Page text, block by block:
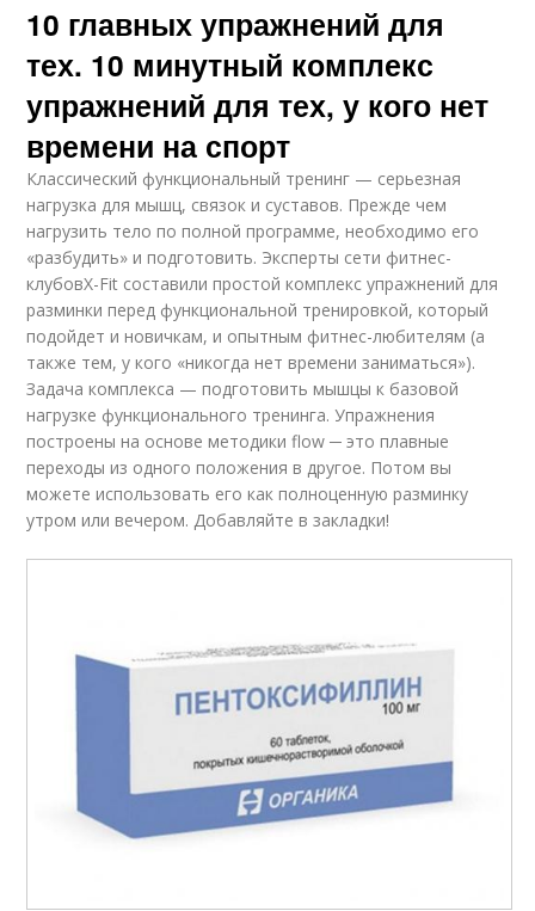
10 главных упражнений для
тех. 10 минутный комплекс
упражнений для тех, у кого нет
времени на спорт
Классический функциональный тренинг — серьезная
нагрузка для мышц, связок и суставов. Прежде чем
нагрузить тело по полной программе, необходимо его
«разбудить» и подготовить. Эксперты сети фитнес-
клубовX-Fit составили простой комплекс упражнений для
разминки перед функциональной тренировкой, который
подойдет и новичкам, и опытным фитнес-любителям (а
также тем, у кого «никогда нет времени заниматься»).
Задача комплекса — подготовить мышцы к базовой
нагрузке функционального тренинга. Упражнения
построены на основе методики flow ─ это плавные
переходы из одного положения в другое. Потом вы
можете использовать его как полноценную разминку
утром или вечером. Добавляйте в закладки!